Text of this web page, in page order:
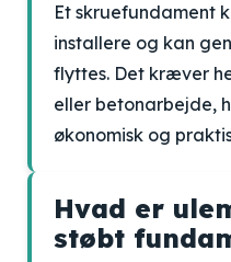
Et skruefundament
installere og kan
flyttes. Det kræver
eller betonarbejde,
økonomisk og
Hvad er
støbt